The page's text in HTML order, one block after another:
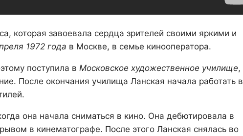
которая завоевала сердца зрителей своими яркими и
1972 года в Москве, в семье кинооператора.
поступила в Московское художественное училище,
После окончания училища Ланская начала работать в
она начала сниматься в кино. Она дебютировала в
в кинематографе. После этого Ланская снялась во